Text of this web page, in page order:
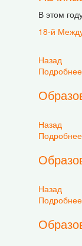
В этом
18-й
Назад
Подробнее
Назад
Подробнее
Назад
Подробнее